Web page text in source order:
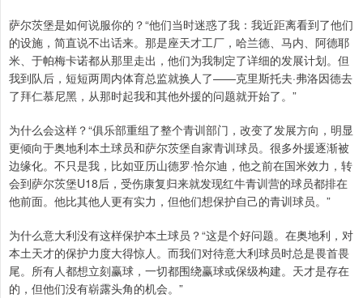
萨尔茨堡是如何说服你的？“他们当时迷惑了我：我近距离看到了他们
的设施，简直说不出话来。那是座天才工厂，哈兰德、马内、阿德耶
米、于帕梅卡诺都从那里走出，他们为我制定了详细的发展计划。但
我到队后，短短两周内体育总监就换人了——克里斯托夫·弗洛因德去
了拜仁慕尼黑，从那时起我和其他外援的问题就开始了。”
为什么会这样？“俱乐部重组了整个青训部门，改变了发展方向，明显
更倾向于奥地利本土球员和萨尔茨堡自家青训球员。很多外援逐渐被
边缘化。不只是我，比如亚历山德罗·恰尔迪，他之前在国米效力，转
会到萨尔茨堡U18后，受伤康复归来就发现红牛青训营的球员都排在
他前面。他比其他人更有实力，但他们想保护自己的青训球员。”
为什么意大利没有这样保护本土球员？“这是个好问题。在奥地利，对
本土天才的保护力度大得惊人。而我们对待意大利球员时总是畏首畏
尾。所有人都想立刻赢球，一切都围绕赢球或保级构建。天才是存在
的，但他们没有崭露头角的机会。”